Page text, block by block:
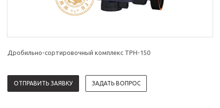
Дробильно-сортировочный комплекс TPH-150
ОТПРАВИТЬ ЗАЯВКУ ЗАДАТЬ ВОПРОС